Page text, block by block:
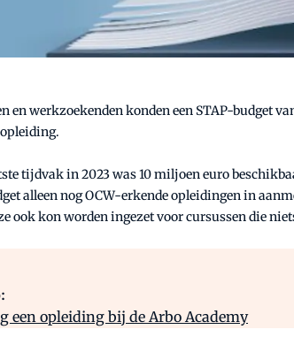
en werkzoekenden konden een STAP-budget
tijdvak in 2023 was 10 miljoen euro
alleen nog OCW-erkende opleidingen in
ook kon worden ingezet voor cursussen die
een opleiding bij de Arbo Academy